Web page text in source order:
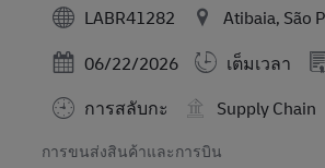
LABR41282
Atibaia, São
Posted Date
06/22/2026 เต็มเวลา
การสลับกะ
Supply Chain
การขนส่งสินค้าและการบิน